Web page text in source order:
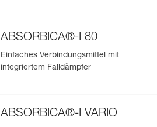
ABSORBICA®-I 80
Einfaches Verbindungsmittel mit
integriertem Falldämpfer
ABSORBICA®-I VARIO